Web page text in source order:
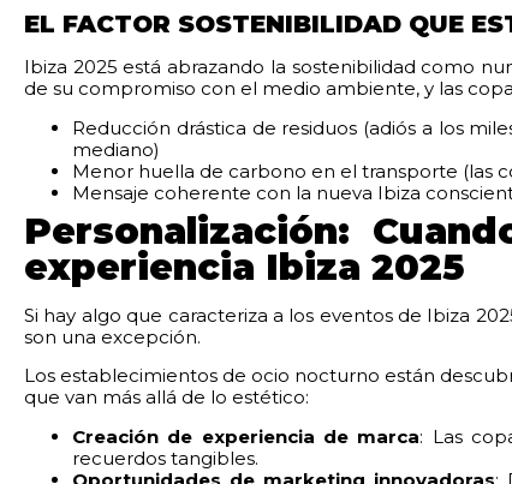
EL FACTOR SOSTENIBILIDAD QUE
Ibiza 2025 está abrazando la sostenibilidad como
de su compromiso con el medio ambiente, y las
Reducción drástica de residuos (adiós a los
mediano)
Menor huella de carbono en el transporte (las
Mensaje coherente con la nueva Ibiza
Personalización:
experiencia Ibiza 2025
Si hay algo que caracteriza a los eventos de Ibiza
son una excepción.
Los establecimientos de ocio nocturno están
que van más allá de lo estético:
Creación de experiencia de marca: Las
recuerdos tangibles.
Oportunidades de marketing innovadoras: